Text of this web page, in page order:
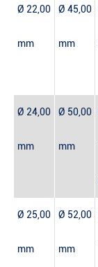
Ø 22,00
mm
Ø 45,00
mm
Ø 24,00
mm
Ø 50,00
mm
Ø 25,00
mm
Ø 52,00
mm